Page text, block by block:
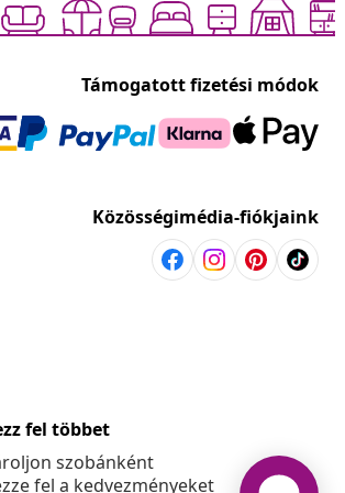
Támogatott fizetési módok
Közösségimédia-fiókjaink
fel többet
szobánként
fel a kedvezményeket